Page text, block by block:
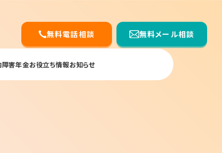
無料電話相談 無料メール相談
障害年金お役立ち情報お知らせ